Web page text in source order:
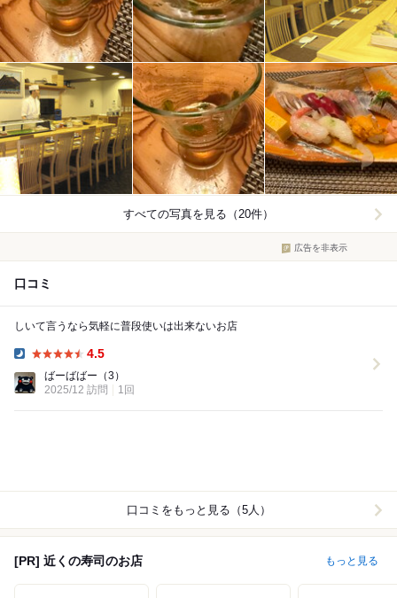
すべての写真を見る（20件）
広告を非表示
口コミ
しいて言うなら気軽に普段使いは出来ないお店
4.5
ばーばばー （3）
2025/12 訪問
1回
口コミをもっと見る（5人）
[PR] 近くの寿司のお店 もっと見る